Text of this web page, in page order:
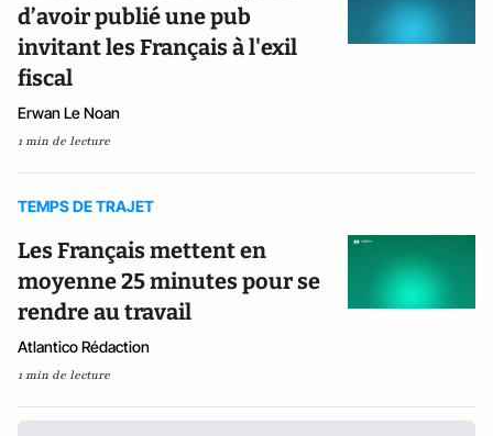
d’avoir publié une pub
invitant les Français à l'exil
fiscal
Erwan Le Noan
1 min de lecture
TEMPS DE TRAJET
Les Français mettent en
moyenne 25 minutes pour se
rendre au travail
Atlantico Rédaction
1 min de lecture